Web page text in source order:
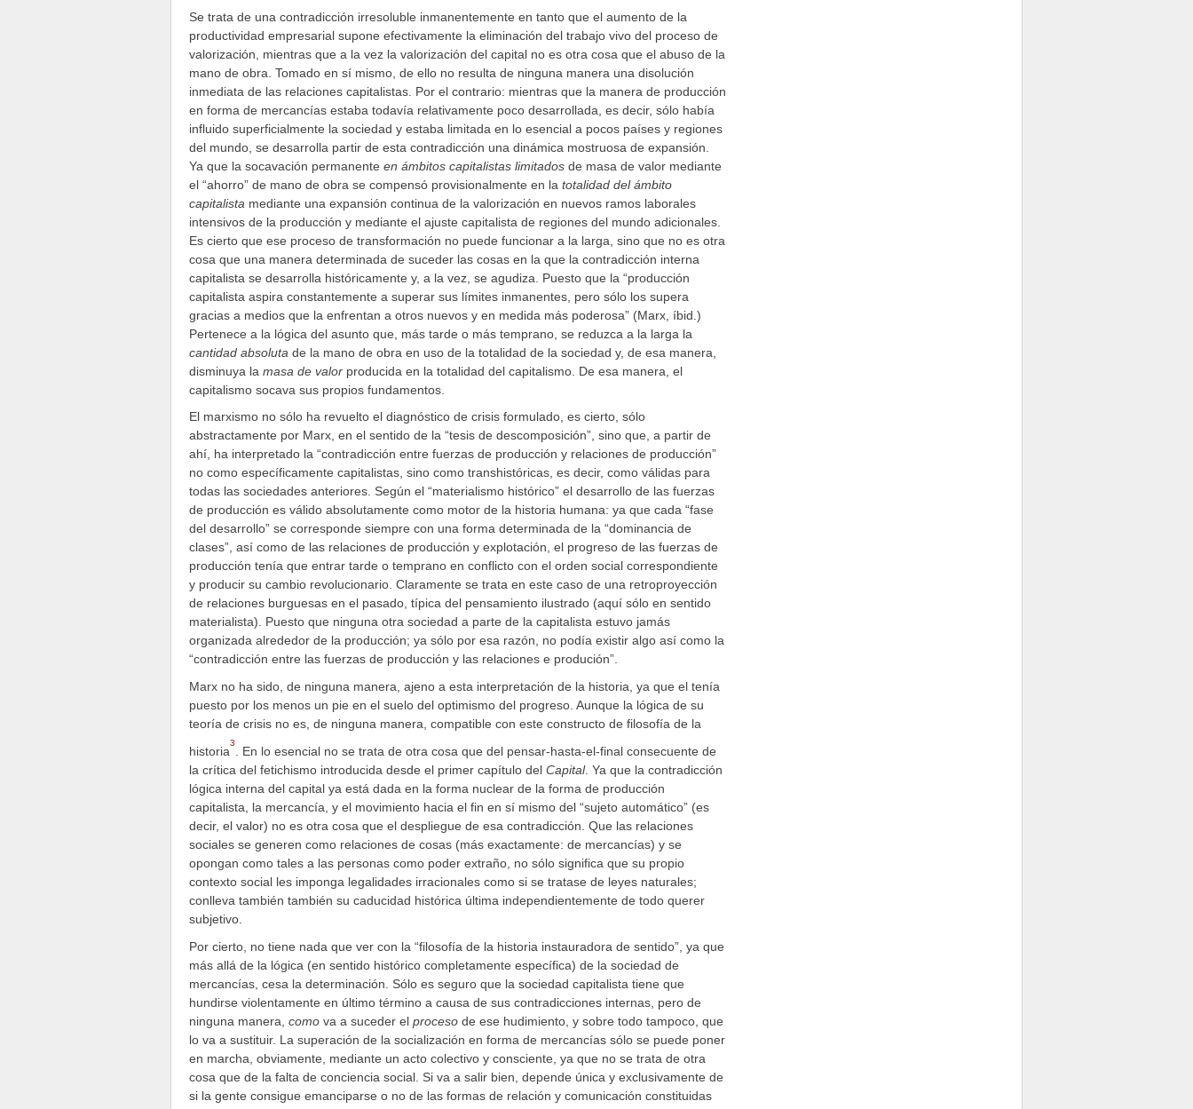
Se trata de una contradicción irresoluble inmanentemente en tanto que el aumento de la
productividad empresarial supone efectivamente la eliminación del trabajo vivo del proceso de
valorización, mientras que a la vez la valorización del capital no es otra cosa que el abuso de la
mano de obra. Tomado en sí mismo, de ello no resulta de ninguna manera una disolución
inmediata de las relaciones capitalistas. Por el contrario: mientras que la manera de producción
en forma de mercancías estaba todavía relativamente poco desarrollada, es decir, sólo había
influido superficialmente la sociedad y estaba limitada en lo esencial a pocos países y regiones
del mundo, se desarrolla partir de esta contradicción una dinámica mostruosa de expansión.
Ya que la socavación permanente en ámbitos capitalistas limitados de masa de valor mediante
el “ahorro” de mano de obra se compensó provisionalmente en la totalidad del ámbito
capitalista mediante una expansión continua de la valorización en nuevos ramos laborales
intensivos de la producción y mediante el ajuste capitalista de regiones del mundo adicionales.
Es cierto que ese proceso de transformación no puede funcionar a la larga, sino que no es otra
cosa que una manera determinada de suceder las cosas en la que la contradicción interna
capitalista se desarrolla históricamente y, a la vez, se agudiza. Puesto que la “producción
capitalista aspira constantemente a superar sus límites inmanentes, pero sólo los supera
gracias a medios que la enfrentan a otros nuevos y en medida más poderosa” (Marx, íbid.)
Pertenece a la lógica del asunto que, más tarde o más temprano, se reduzca a la larga la
cantidad absoluta de la mano de obra en uso de la totalidad de la sociedad y, de esa manera,
disminuya la masa de valor producida en la totalidad del capitalismo. De esa manera, el
capitalismo socava sus propios fundamentos.
El marxismo no sólo ha revuelto el diagnóstico de crisis formulado, es cierto, sólo
abstractamente por Marx, en el sentido de la “tesis de descomposición”, sino que, a partir de
ahí, ha interpretado la “contradicción entre fuerzas de producción y relaciones de producción”
no como específicamente capitalistas, sino como transhistóricas, es decir, como válidas para
todas las sociedades anteriores. Según el “materialismo histórico” el desarrollo de las fuerzas
de producción es válido absolutamente como motor de la historia humana: ya que cada “fase
del desarrollo” se corresponde siempre con una forma determinada de la “dominancia de
clases”, así como de las relaciones de producción y explotación, el progreso de las fuerzas de
producción tenía que entrar tarde o temprano en conflicto con el orden social correspondiente
y producir su cambio revolucionario. Claramente se trata en este caso de una retroproyección
de relaciones burguesas en el pasado, típica del pensamiento ilustrado (aquí sólo en sentido
materialista). Puesto que ninguna otra sociedad a parte de la capitalista estuvo jamás
organizada alrededor de la producción; ya sólo por esa razón, no podía existir algo así como la
“contradicción entre las fuerzas de producción y las relaciones e produción”.
Marx no ha sido, de ninguna manera, ajeno a esta interpretación de la historia, ya que el tenía
puesto por los menos un pie en el suelo del optimismo del progreso. Aunque la lógica de su
teoría de crisis no es, de ninguna manera, compatible con este constructo de filosofía de la
historia
3
. En lo esencial no se trata de otra cosa que del pensar-hasta-el-final consecuente de
la crítica del fetichismo introducida desde el primer capítulo del Capital. Ya que la contradicción
lógica interna del capital ya está dada en la forma nuclear de la forma de producción
capitalista, la mercancía, y el movimiento hacia el fin en sí mismo del “sujeto automático” (es
decir, el valor) no es otra cosa que el despliegue de esa contradicción. Que las relaciones
sociales se generen como relaciones de cosas (más exactamente: de mercancías) y se
opongan como tales a las personas como poder extraño, no sólo significa que su propio
contexto social les imponga legalidades irracionales como si se tratase de leyes naturales;
conlleva también también su caducidad histórica última independientemente de todo querer
subjetivo.
Por cierto, no tiene nada que ver con la “filosofía de la historia instauradora de sentido”, ya que
más allá de la lógica (en sentido histórico completamente específica) de la sociedad de
mercancías, cesa la determinación. Sólo es seguro que la sociedad capitalista tiene que
hundirse violentamente en último término a causa de sus contradicciones internas, pero de
ninguna manera, como va a suceder el proceso de ese hudimiento, y sobre todo tampoco, que
lo va a sustituir. La superación de la socialización en forma de mercancías sólo se puede poner
en marcha, obviamente, mediante un acto colectivo y consciente, ya que no se trata de otra
cosa que de la falta de conciencia social. Si va a salir bien, depende única y exclusivamente de
si la gente consigue emanciparse o no de las formas de relación y comunicación constituidas